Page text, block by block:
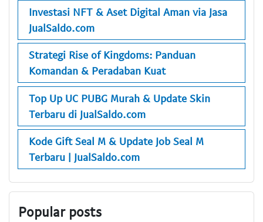
Investasi NFT & Aset Digital Aman via Jasa
JualSaldo.com
Strategi Rise of Kingdoms: Panduan
Komandan & Peradaban Kuat
Top Up UC PUBG Murah & Update Skin
Terbaru di JualSaldo.com
Kode Gift Seal M & Update Job Seal M
Terbaru | JualSaldo.com
Popular posts